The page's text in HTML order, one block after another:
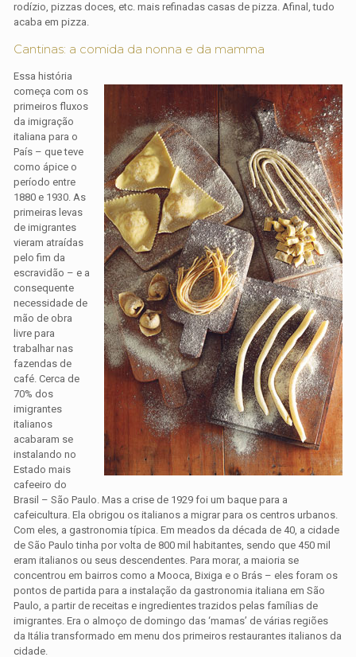
rodízio, pizzas doces, etc. mais refinadas casas de pizza. Afinal, tudo
acaba em pizza.
Cantinas: a comida da nonna e da mamma
Essa história
começa com os
primeiros fluxos
da imigração
italiana para o
País – que teve
como ápice o
período entre
1880 e 1930. As
primeiras levas
de imigrantes
vieram atraídas
pelo fim da
escravidão – e a
consequente
necessidade de
mão de obra
livre para
trabalhar nas
fazendas de
café. Cerca de
70% dos
imigrantes
italianos
acabaram se
instalando no
Estado mais
cafeeiro do
Brasil – São Paulo. Mas a crise de 1929 foi um baque para a
cafeicultura. Ela obrigou os italianos a migrar para os centros urbanos.
Com eles, a gastronomia típica. Em meados da década de 40, a cidade
de São Paulo tinha por volta de 800 mil habitantes, sendo que 450 mil
eram italianos ou seus descendentes. Para morar, a maioria se
concentrou em bairros como a Mooca, Bixiga e o Brás – eles foram os
pontos de partida para a instalação da gastronomia italiana em São
Paulo, a partir de receitas e ingredientes trazidos pelas famílias de
imigrantes. Era o almoço de domingo das ‘mamas’ de várias regiões
da Itália transformado em menu dos primeiros restaurantes italianos da
cidade.